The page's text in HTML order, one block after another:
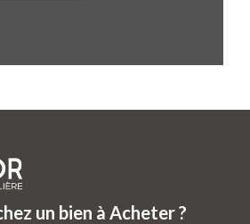
un bien à Acheter ?